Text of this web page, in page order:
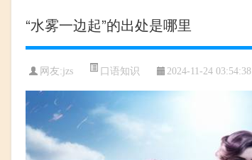
“水雾一边起”的出处是哪里
网友:jzs 口语知识 2024-11-24 03:54:38